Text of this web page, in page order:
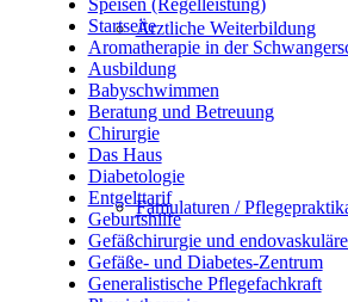
Ärztliche Weiterbildung
Famulaturen /
Speisen (Regelleistung)
Startseite
Aromatherapie in der
Ausbildung
Babyschwimmen
Beratung und Betreuung
Chirurgie
Das Haus
Diabetologie
Entgelttarif
Geburtshilfe
Gefäßchirurgie und
Gefäße- und Diabetes-Zentrum
Generalistische Pflegefachkraft